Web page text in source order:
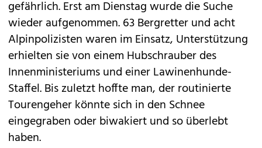
gefährlich. Erst am Dienstag wurde die Suche
wieder aufgenommen. 63 Bergretter und acht
Alpinpolizisten waren im Einsatz, Unterstützung
erhielten sie von einem Hubschrauber des
Innenministeriums und einer Lawinenhunde-
Staffel. Bis zuletzt hoffte man, der routinierte
Tourengeher könnte sich in den Schnee
eingegraben oder biwakiert und so überlebt
haben.